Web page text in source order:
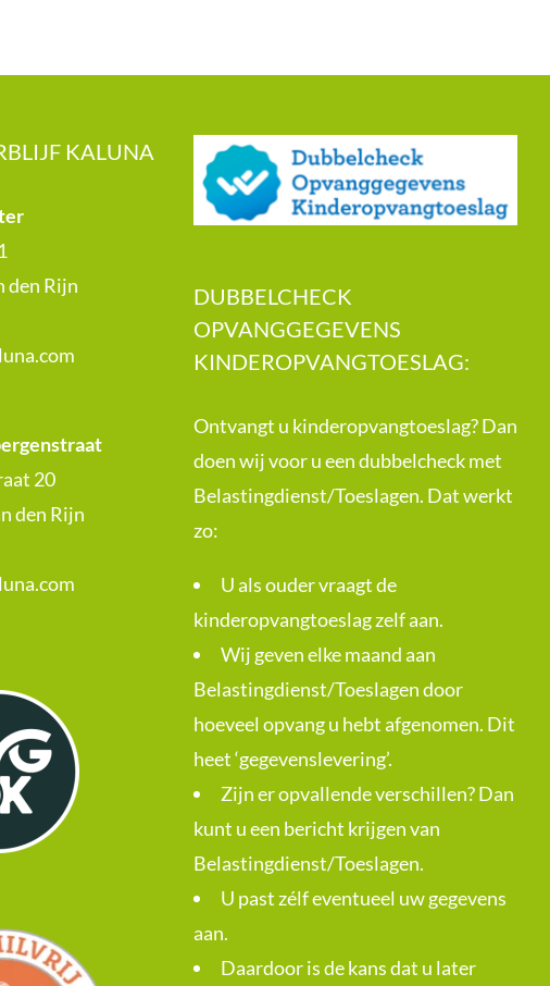
KALUNA
den Rijn
20
den Rijn
DUBBELCHECK
OPVANGGEGEVENS
KINDEROPVANGTOESLAG:
Ontvangt u kinderopvangtoeslag? Dan
doen wij voor u een dubbelcheck met
Belastingdienst/Toeslagen. Dat werkt
zo:
U als ouder vraagt de
kinderopvangtoeslag zelf aan.
Wij geven elke maand aan
Belastingdienst/Toeslagen door
hoeveel opvang u hebt afgenomen. Dit
heet ‘gegevenslevering’.
Zijn er opvallende verschillen? Dan
kunt u een bericht krijgen van
Belastingdienst/Toeslagen.
U past zélf eventueel uw gegevens
aan.
Daardoor is de kans dat u later